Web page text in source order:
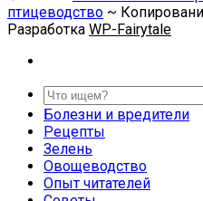
птицеводство ~
Разработка WP-Fairytale
Болезни и вредители
Рецепты
Зелень
Овощеводство
Опыт читателей